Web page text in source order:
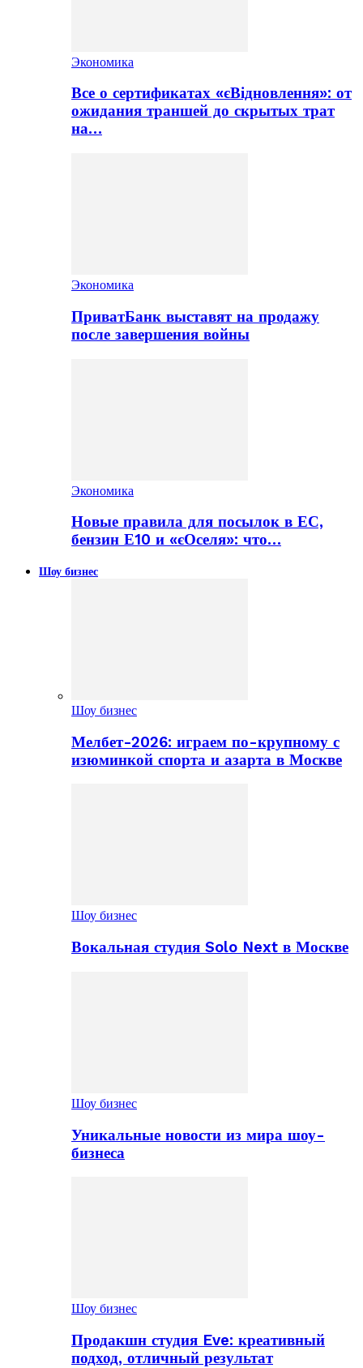
Экономика
Все о сертификатах «єВідновлення»: от
ожидания траншей до скрытых трат
на…
Экономика
ПриватБанк выставят на продажу
после завершения войны
Экономика
Новые правила для посылок в ЕС,
бензин Е10 и «єОселя»: что…
Шоу бизнес
Шоу бизнес
Мелбет-2026: играем по-крупному с
изюминкой спорта и азарта в Москве
Шоу бизнес
Вокальная студия Solo Next в Москве
Шоу бизнес
Уникальные новости из мира шоу-
бизнеса
Шоу бизнес
Продакшн студия Eve: креативный
подход, отличный результат